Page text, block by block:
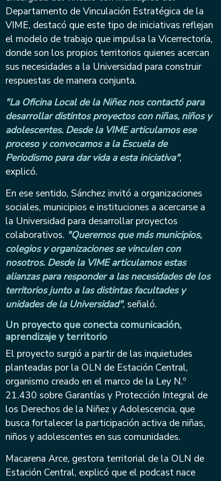
Departamento de Vinculación Estratégica de la
VIME, destacó que este tipo de iniciativas reflejan
el modelo de trabajo que impulsa la Vicerrectoría,
donde son los propios territorios quienes acercan
sus necesidades a la Universidad para construir
respuestas de manera conjunta.
"La Oficina Local de la Niñez nos contactó para
desarrollar distintos proyectos con niñas, niños y
adolescentes. Desde la VIME articulamos ese
proceso y convocamos a la Escuela de
Periodismo para dar vida a esta iniciativa",
explicó.
En ese sentido, Sánchez invitó a organizaciones
sociales, municipios e instituciones a acercarse a
la Universidad para desarrollar proyectos
colaborativos. "Queremos que más municipios,
colegios y organizaciones se vinculen con
nosotros. Desde la VIME articulamos estas
alianzas para responder a las necesidades de los
territorios junto a las distintas facultades y
unidades de la Universidad", señaló.
Un proyecto que conecta comunicación,
aprendizaje y territorio
El proyecto surgió a partir de las inquietudes
planteadas por la OLN de Estación Central,
organismo creado en el marco de la Ley N.º
21.430 sobre Garantías y Protección Integral de
los Derechos de la Niñez y Adolescencia, que
busca fortalecer la participación activa de niñas,
niños y adolescentes en sus comunidades.
Macarena Arce, gestora territorial de la OLN de
Estación Central, explicó que el podcast nace